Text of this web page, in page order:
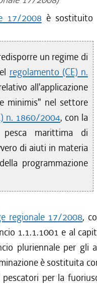
17/2008 è sostituito
un regime di
regolamento (CE) n.
all'applicazione
minimis" nel settore
n. 1860/2004, con la
marittima di
di aiuti in materia
programmazione
regionale 17/2008,
1.1.1.1001 e al
pluriennale per gli
è sostituita
per la